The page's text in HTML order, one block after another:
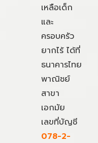
เหลือเด็ก
และ
ครอบครัว
ยากไร้ ได้ที่
ธนาคารไทย
พาณิชย์
สาขา
เอกมัย
เลขที่บัญชี
078-2-